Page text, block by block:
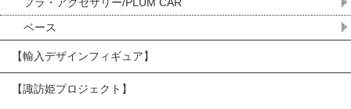
ベース
【輸入デザインフィギュア】
【諏訪姫プロジェクト】